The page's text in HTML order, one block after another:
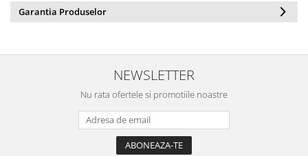
Garantia Produselor
NEWSLETTER
Nu rata ofertele si promotiile noastre